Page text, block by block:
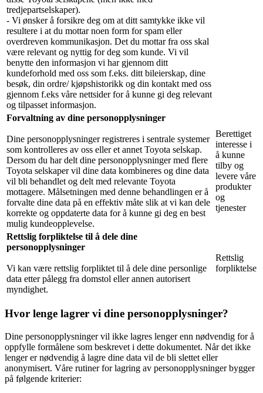
tredjepartselskaper).
- Vi ønsker å forsikre deg om at ditt samtykke ikke vil
resultere i at du mottar noen form for spam eller
overdreven kommunikasjon. Det du mottar fra oss skal
være relevant og nyttig for deg som kunde. Vi vil
benytte den informasjon vi har gjennom ditt
kundeforhold med oss som f.eks. ditt bileierskap, dine
besøk, din ordre/ kjøpshistorikk og din kontakt med oss
gjennom f.eks våre nettsider for å kunne gi deg relevant
og tilpasset informasjon.
Forvaltning av dine personopplysninger
Dine personopplysninger registreres i sentrale systemer
som kontrolleres av oss eller et annet Toyota selskap.
Dersom du har delt dine personopplysninger med flere
Toyota selskaper vil dine data kombineres og dine data
vil bli behandlet og delt med relevante Toyota
mottagere. Målsetningen med denne behandlingen er å
forvalte dine data på en effektiv måte slik at vi kan dele
korrekte og oppdaterte data for å kunne gi deg en best
mulig kundeopplevelse.
Berettiget
interesse i
å kunne
tilby og
levere våre
produkter
og
tjenester
Rettslig forpliktelse til å dele dine
personopplysninger
Vi kan være rettslig forpliktet til å dele dine personlige
data etter pålegg fra domstol eller annen autorisert
myndighet.
Rettslig
forpliktelse
Hvor lenge lagrer vi dine personopplysninger?
Dine personopplysninger vil ikke lagres lenger enn nødvendig for å
oppfylle formålene som beskrevet i dette dokumentet. Når det ikke
lenger er nødvendig å lagre dine data vil de bli slettet eller
anonymisert. Våre rutiner for lagring av personopplysninger bygger
på følgende kriterier: